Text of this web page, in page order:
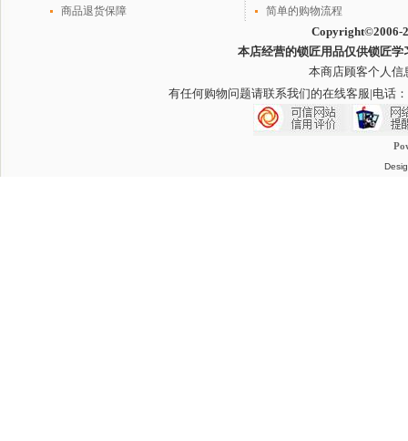
商品退货保障
简单的购物流程
Copyright©2006-
本店经营的锁匠用品仅供锁匠
本商店顾客个人信
有任何购物问题请联系我们的在线客服|电话：